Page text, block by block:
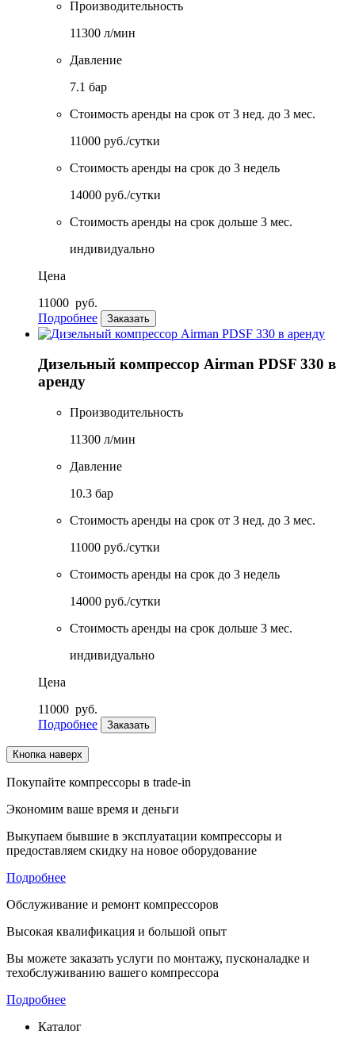
Производительность
11300 л/мин
Давление
7.1 бар
Стоимость аренды на срок от 3 нед. до 3 мес.
11000 руб./сутки
Стоимость аренды на срок до 3 недель
14000 руб./сутки
Стоимость аренды на срок дольше 3 мес.
индивидуально
Цена
11000 руб.
Подробнее
Заказать
Дизельный компрессор Airman PDSF 330 в
аренду
Производительность
11300 л/мин
Давление
10.3 бар
Стоимость аренды на срок от 3 нед. до 3 мес.
11000 руб./сутки
Стоимость аренды на срок до 3 недель
14000 руб./сутки
Стоимость аренды на срок дольше 3 мес.
индивидуально
Цена
11000 руб.
Подробнее
Заказать
Кнопка наверх
Покупайте компрессоры в trade-in
Экономим ваше время и деньги
Выкупаем бывшие в эксплуатации компрессоры и
предоставляем скидку на новое оборудование
Подробнее
Обслуживание и ремонт компрессоров
Высокая квалификация и большой опыт
Вы можете заказать услуги по монтажу, пусконаладке и
техобслуживанию вашего компрессора
Подробнее
Каталог